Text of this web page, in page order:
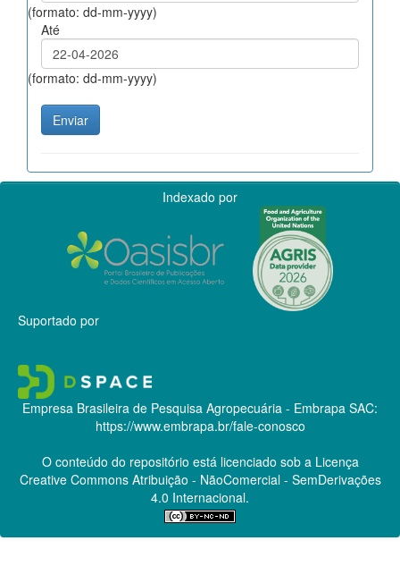
(formato: dd-mm-yyyy)
Até
(formato: dd-mm-yyyy)
Indexado por
Suportado por
Empresa Brasileira de Pesquisa Agropecuária - Embrapa SAC:
https://www.embrapa.br/fale-conosco
O conteúdo do repositório está licenciado sob a Licença
Creative CommonsAtribuição - NãoComercial - SemDerivações
4.0 Internacional.